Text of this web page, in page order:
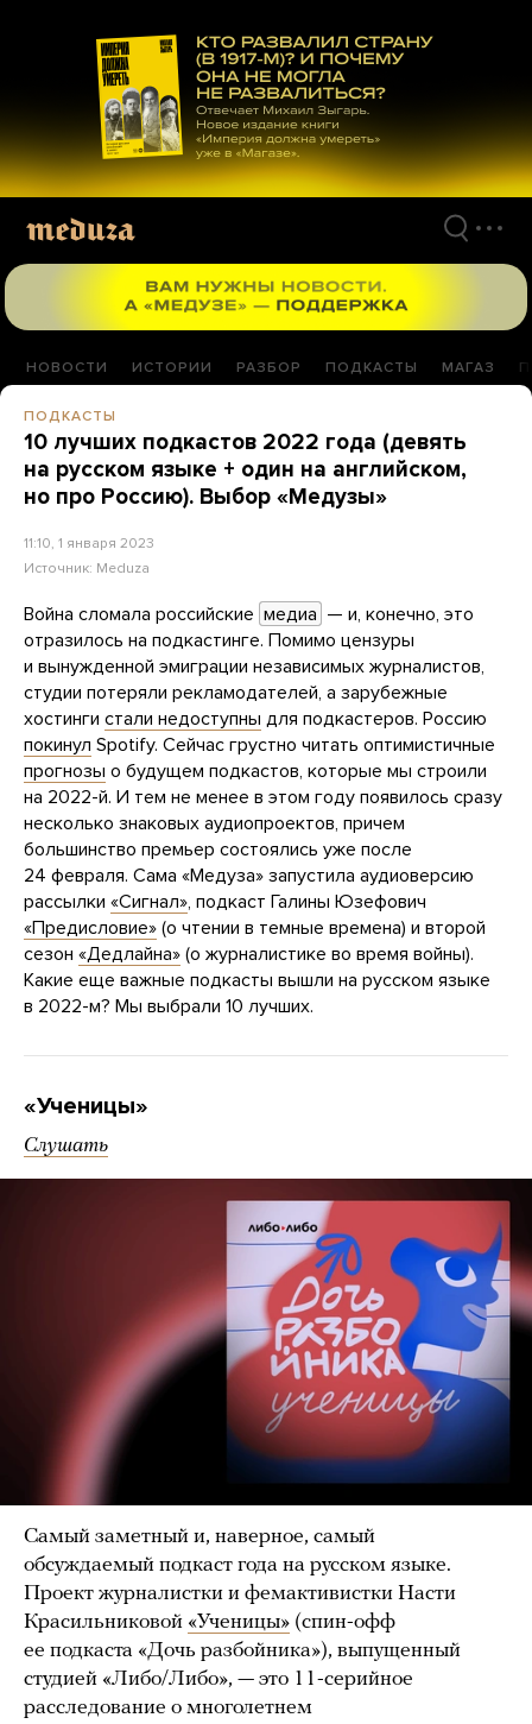
материалам
НОВОСТИ ИСТОРИИ РАЗБОР ПОДКАСТЫ МАГАЗ
ПОДКАСТЫ
10 лучших подкастов 2022 года (девять
на русском языке + один на английском,
но про Россию). Выбор «Медузы»
11:10, 1 января 2023
Источник: Meduza
Война сломала российские медиа — и, конечно, это
отразилось на подкастинге. Помимо цензуры
и вынужденной эмиграции независимых журналистов,
студии потеряли рекламодателей, а зарубежные
хостинги стали недоступны для подкастеров. Россию
покинул Spotify. Сейчас грустно читать оптимистичные
прогнозы о будущем подкастов, которые мы строили
на 2022-й. И тем не менее в этом году появилось сразу
несколько знаковых аудиопроектов, причем
большинство премьер состоялись уже после
24 февраля. Сама «Медуза» запустила аудиоверсию
рассылки «Сигнал», подкаст Галины Юзефович
«Предисловие» (о чтении в темные времена) и второй
сезон «Дедлайна» (о журналистике во время войны).
Какие еще важные подкасты вышли на русском языке
в 2022-м? Мы выбрали 10 лучших.
«Ученицы»
Слушать
Самый заметный и, наверное, самый
обсуждаемый подкаст года на русском языке.
Проект журналистки и фемактивистки Насти
Красильниковой «Ученицы» (спин-офф
ее подкаста «Дочь разбойника»), выпущенный
студией «Либо/Либо», — это 11-серийное
расследование о многолетнем